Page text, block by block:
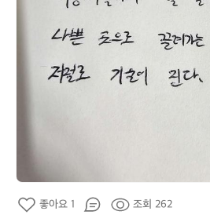
좋아요 1 조회 262